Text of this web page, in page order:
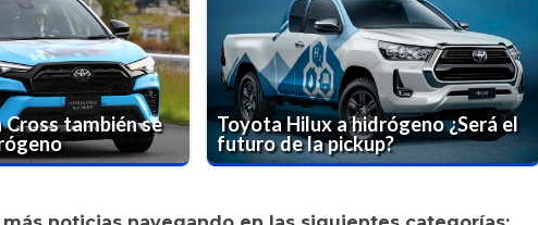
también se
Toyota Hilux a hidrógeno ¿Será el
futuro de la pickup?